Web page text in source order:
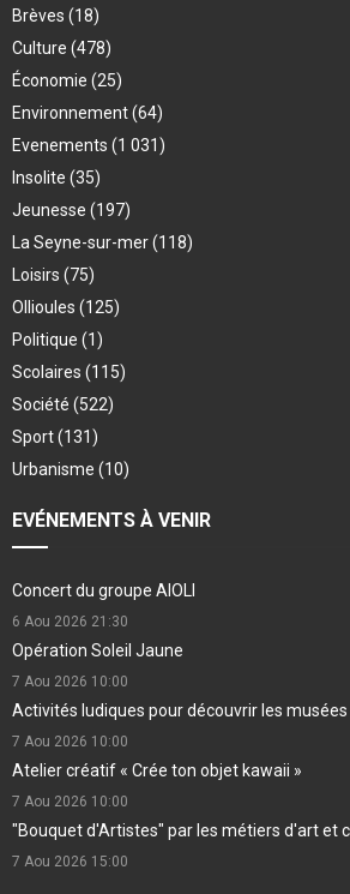
Brèves (18)
Culture (478)
Économie (25)
Environnement(64)
Evenements (1 031)
Insolite (35)
Jeunesse (197)
La Seyne-sur-mer(118)
Loisirs (75)
Ollioules (125)
Politique (1)
Scolaires (115)
Société (522)
Sport(131)
Urbanisme (10)
EVÉNEMENTS À VENIR
Concert du groupe AIOLI
6 Aou 2026 21:30
Opération Soleil Jaune
7 Aou 2026 10:00
Activités ludiques pour découvrir les musées
7 Aou 2026 10:00
Atelier créatif « Crée ton objet kawaii »
7 Aou 2026 10:00
"Bouquet d'Artistes" par les métiers d'art et
7 Aou 2026 15:00